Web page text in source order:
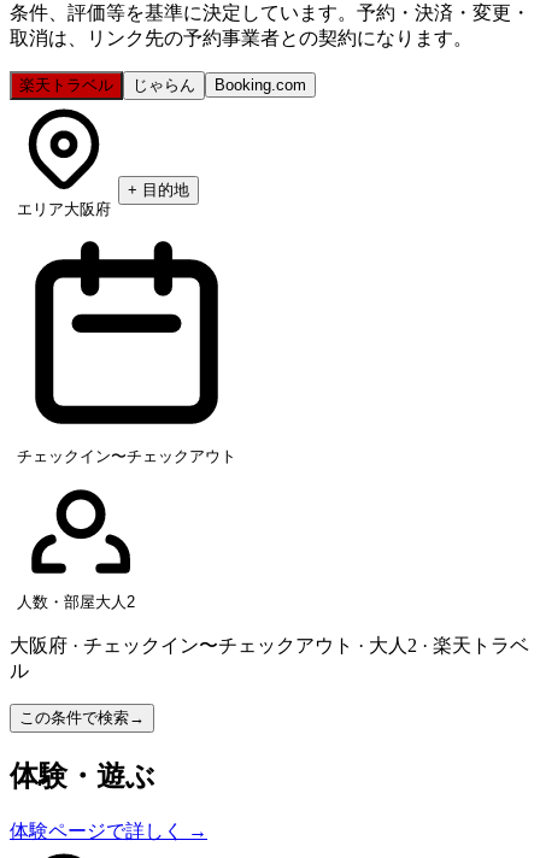
条件、評価等を基準に決定しています。予約・決済・変更・
取消は、リンク先の予約事業者との契約になります。
楽天トラベル じゃらん Booking.com
エリア大阪府
+ 目的地
チェックイン〜チェックアウト
人数・部屋大人2
大阪府 · チェックイン〜チェックアウト · 大人2 · 楽天トラベ
ル
この条件で検索→
体験・遊ぶ
体験ページで詳しく →